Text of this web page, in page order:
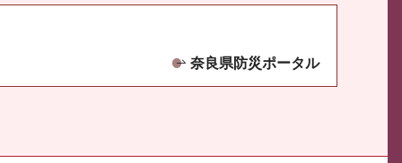
奈良県防災ポータル